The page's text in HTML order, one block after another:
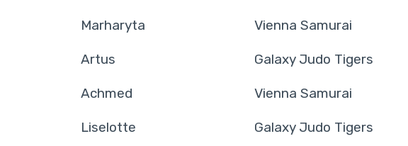
Marharyta Vienna Samurai
Artus Galaxy Judo Tigers
Achmed Vienna Samurai
Liselotte Galaxy Judo Tigers